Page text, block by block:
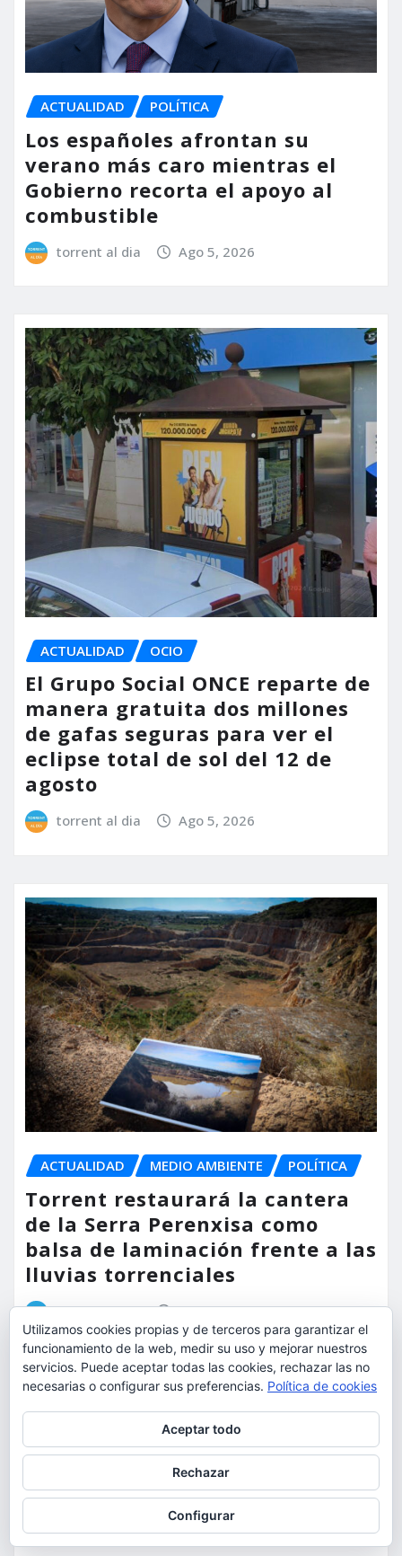
ACTUALIDAD POLÍTICA
Los españoles afrontan su
verano más caro mientras el
Gobierno recorta el apoyo al
combustible
torrent al dia Ago 5, 2026
ACTUALIDAD OCIO
El Grupo Social ONCE reparte de
manera gratuita dos millones
de gafas seguras para ver el
eclipse total de sol del 12 de
agosto
torrent al dia Ago 5, 2026
ACTUALIDAD MEDIO AMBIENTE POLÍTICA
Torrent restaurará la cantera
de la Serra Perenxisa como
balsa de laminación frente a las
lluvias torrenciales
torrent al dia Ago 5, 2026
Deja un comentario
Utilizamos cookies propias y de terceros para garantizar el
funcionamiento de la web, medir su uso y mejorar nuestros
servicios. Puede aceptar todas las cookies, rechazar las no
necesarias o configurar sus preferencias. Política de cookies
Aceptar todo
Rechazar
Configurar
Para obtener más información, incluido cómo gestionar las cookies,